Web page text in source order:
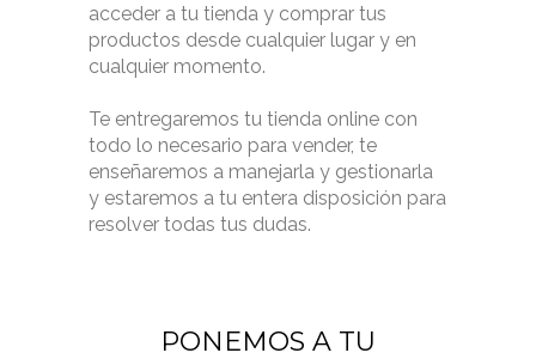
acceder a tu tienda y comprar tus
productos desde cualquier lugar y en
cualquier momento.
Te entregaremos tu tienda online con
todo lo necesario para vender, te
enseñaremos a manejarla y gestionarla
y estaremos a tu entera disposición para
resolver todas tus dudas.
PONEMOS A TU